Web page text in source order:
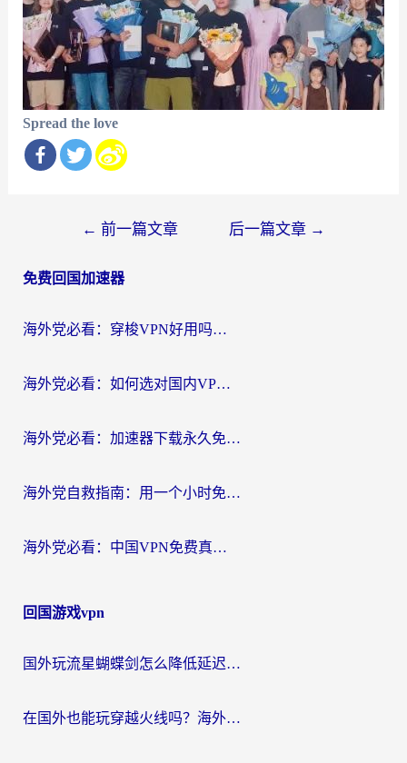
Spread the love
导
← 前一篇文章 后一篇文章 →
免费回国加速器
海外党必看：穿梭VPN好用吗？和云帆VPN对比哪个回国效果更好？附真实测评+避坑指南
海外党必看：如何选对国内VPN，实现无缝访问国内资源？
海外党必看：加速器下载永久免费版真的存在吗？教你无缝访问国内资源的正确姿势
海外党自救指南：用一个小时免费加速器，轻松打破国内资源访问壁垒？
海外党必看：中国VPN免费真的靠谱吗？手把手教你选对回国加速器
回国游戏vpn
国外玩流星蝴蝶剑怎么降低延迟？海外党必看的加速秘籍（含欧洲鸣潮&彩虹岛优化攻略）
在国外也能玩穿越火线吗？海外玩家国服游戏畅玩终极指南